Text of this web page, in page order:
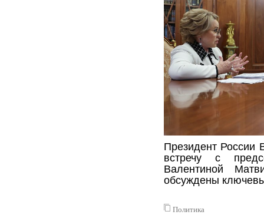
Президент России
встречу с
Валентиной
обсуждены
Политика